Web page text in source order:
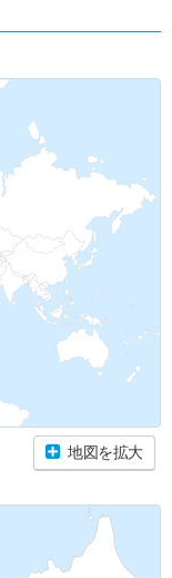
地図を拡大